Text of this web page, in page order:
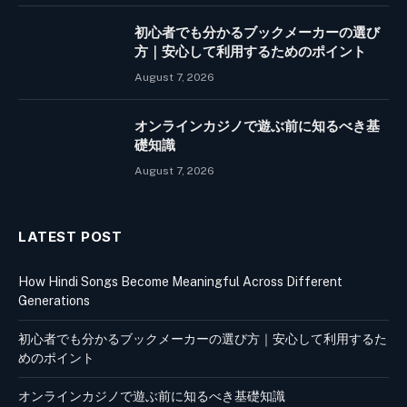
初心者でも分かるブックメーカーの選び
方｜安心して利用するためのポイント
August 7, 2026
オンラインカジノで遊ぶ前に知るべき基
礎知識
August 7, 2026
LATEST POST
How Hindi Songs Become Meaningful Across Different
Generations
初心者でも分かるブックメーカーの選び方｜安心して利用するた
めのポイント
オンラインカジノで遊ぶ前に知るべき基礎知識